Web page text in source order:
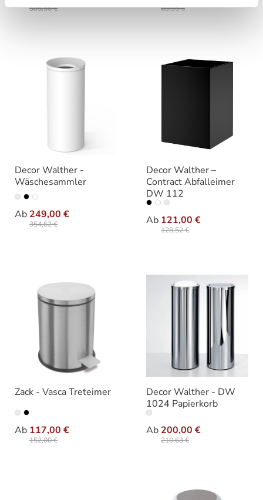
385,56 € 69,95 €
Decor Walther -
Wäschesammler
Ab 249,00 €
354,62 €
Varianten
Decor Walther –
Contract Abfalleimer
DW 112
Ab 121,00 €
128,52 €
Varianten
Zack - Vasca Treteimer
Ab 117,00 €
152,00 €
Ausführung
Decor Walther - DW
1024 Papierkorb
Ab 200,00 €
210,63 €
Ausführung